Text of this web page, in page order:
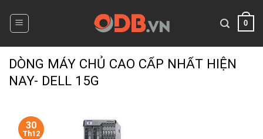
content
0
DÒNG MÁY CHỦ CAO CẤP NHẤT HIỆN
NAY- DELL 15G
30
Th12